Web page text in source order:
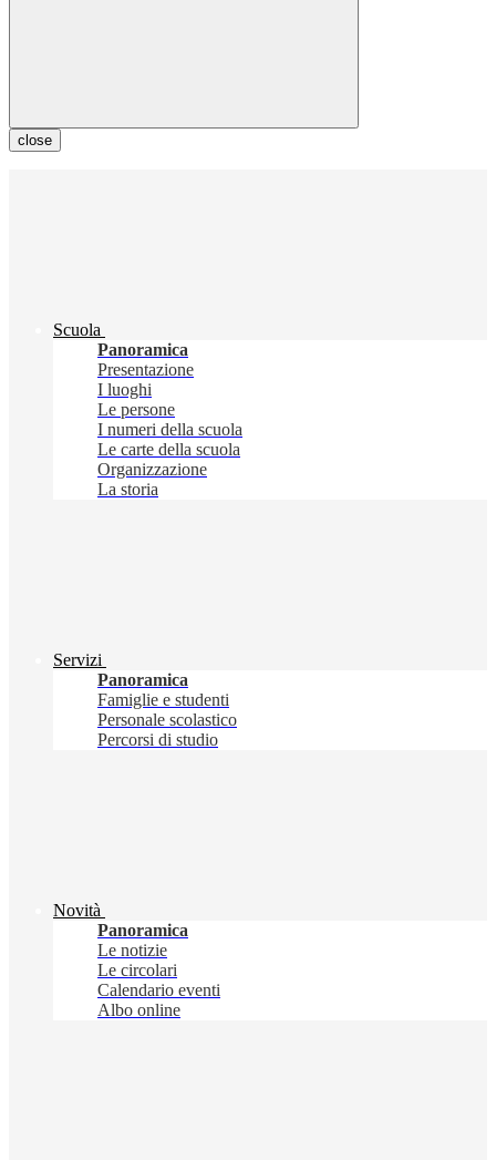
close
Scuola
Panoramica
Presentazione
I luoghi
Le persone
I numeri della scuola
Le carte della scuola
Organizzazione
La storia
Servizi
Panoramica
Famiglie e studenti
Personale scolastico
Percorsi di studio
Novità
Panoramica
Le notizie
Le circolari
Calendario eventi
Albo online